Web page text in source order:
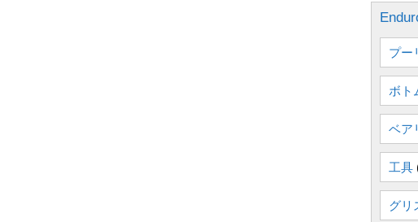
プー
ボト
ベア
工具
グリ